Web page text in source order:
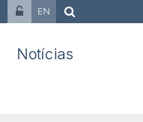
EN
Notícias